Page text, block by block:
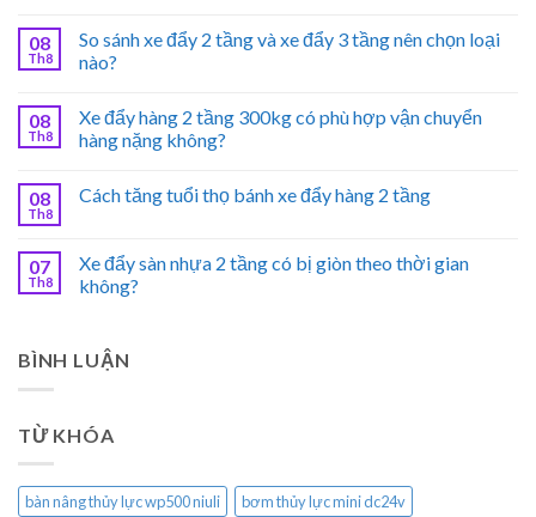
08
Th8
So sánh xe đẩy 2 tầng và xe đẩy 3 tầng nên chọn loại
nào?
08
Th8
Xe đẩy hàng 2 tầng 300kg có phù hợp vận chuyển
hàng nặng không?
08
Th8
Cách tăng tuổi thọ bánh xe đẩy hàng 2 tầng
07
Th8
Xe đẩy sàn nhựa 2 tầng có bị giòn theo thời gian
không?
BÌNH LUẬN
TỪ KHÓA
bàn nâng thủy lực wp500 niuli bơm thủy lực mini dc24v